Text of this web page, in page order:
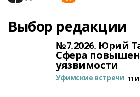
Выбор редакции
№7.2026. Юрий
Сфера
уязвимости
Уфимские встречи 11